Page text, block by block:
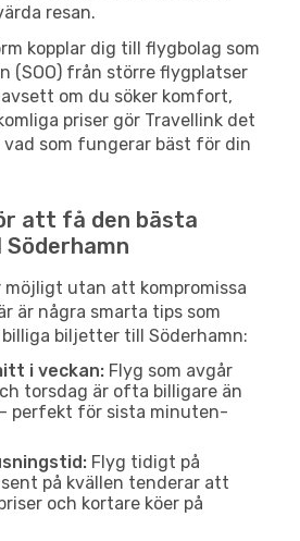
resan.
kopplar dig till flygbolag som
(SOO) från större flygplatser
om du söker komfort,
priser gör Travellink det
som fungerar bäst för din
att få den bästa
utan att kompromissa
är några smarta tips som
biljetter till Söderhamn:
i veckan: Flyg som avgår
torsdag är ofta billigare än
perfekt för sista minuten-
Flyg tidigt på
på kvällen tenderar att
och kortare köer på